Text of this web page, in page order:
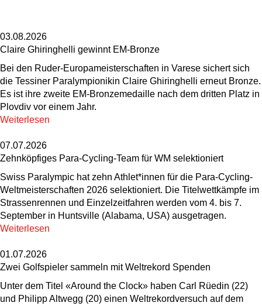
03.08.2026
Claire Ghiringhelli gewinnt EM-Bronze
Bei den Ruder-Europameisterschaften in Varese sichert sich
die Tessiner Paralympionikin Claire Ghiringhelli erneut Bronze.
Es ist ihre zweite EM-Bronzemedaille nach dem dritten Platz in
Plovdiv vor einem Jahr.
Weiterlesen
07.07.2026
Zehnköpfiges Para-Cycling-Team für WM selektioniert
Swiss Paralympic hat zehn Athlet*innen für die Para-Cycling-
Weltmeisterschaften 2026 selektioniert. Die Titelwettkämpfe im
Strassenrennen und Einzelzeitfahren werden vom 4. bis 7.
September in Huntsville (Alabama, USA) ausgetragen.
Weiterlesen
01.07.2026
Zwei Golfspieler sammeln mit Weltrekord Spenden
Unter dem Titel «Around the Clock» haben Carl Rüedin (22)
und Philipp Altwegg (20) einen Weltrekordversuch auf dem